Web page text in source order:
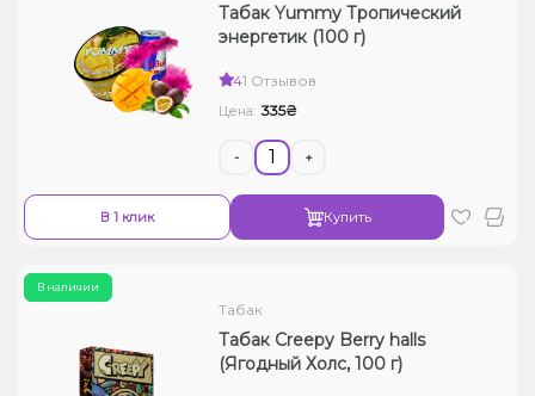
Табак Yummy Тропический
энергетик (100 г)
41 Отзывов
Цена: 335₴
- +
В 1 клик Купить
В наличии
Табак
Табак Creepy Berry halls
(Ягодный Холс, 100 г)